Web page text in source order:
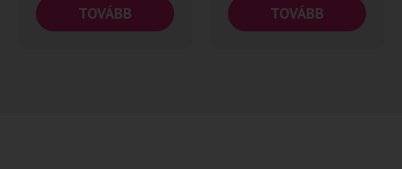
TOVÁBB TOVÁBB